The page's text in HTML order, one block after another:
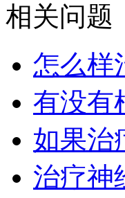
相关问题
怎么样
有没有
如果治
治疗神